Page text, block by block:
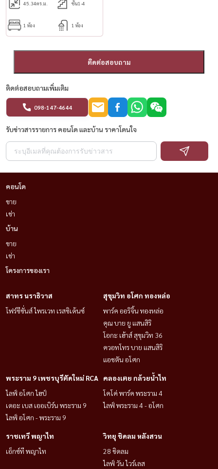
45.34ตร.ม. ชั้น1-4
1 ห้อง 1 ห้อง
ติดต่อสอบถาม
ติดต่อสอบถามเพิ่มเติม
098-147-4644
รับข่าวสารรายการ คอนโด และบ้าน ราคาโดนใจ
คอนโด
ขาย
เช่า
บ้าน
ขาย
เช่า
โครงการของเรา
สาทร นราธิวาส
โฟร์ซีซั่นส์ ไพรเวท เรสซิเด้นซ์
สุขุมวิท อโศก ทองหล่อ
พาร์ค ออริจิ้น ทองหล่อ
คุณ บาย ยู แสนสิริ
โอกะ เฮ้าส์ สุขุมวิท 36
ควอทโทร บาย แสนสิริ
แอชตัน อโศก
พระราม 9 เพชรบุรีตัดใหม่ RCA
ไลฟ์ อโศก ไฮป์
เดอะ เบส เออเบิร์น พระราม 9
ไลฟ์ อโศก - พระราม 9
คลองเตย กล้วยน้ำไท
โคโค่ พาร์ค พระราม 4
ไลฟ์ พระราม 4 - อโศก
ราชเทวี พญาไท
เอ็กซ์ที พญาไท
วิทยุ ชิดลม หลังสวน
28 ชิดลม
ไลฟ์ วัน ไวร์เลส